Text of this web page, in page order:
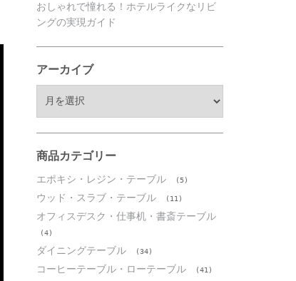
おしゃれで憧れる！ホテルライクなリビ
ングの実現ガイド
アーカイブ
ブ
商品カテゴリー
エポキシ・レジン・テーブル (5)
ウッド・スラブ・テーブル (11)
オフィスデスク・仕事机・書斎テーブル
(4)
ダイニングテーブル (34)
コーヒーテーブル・ローテーブル (41)